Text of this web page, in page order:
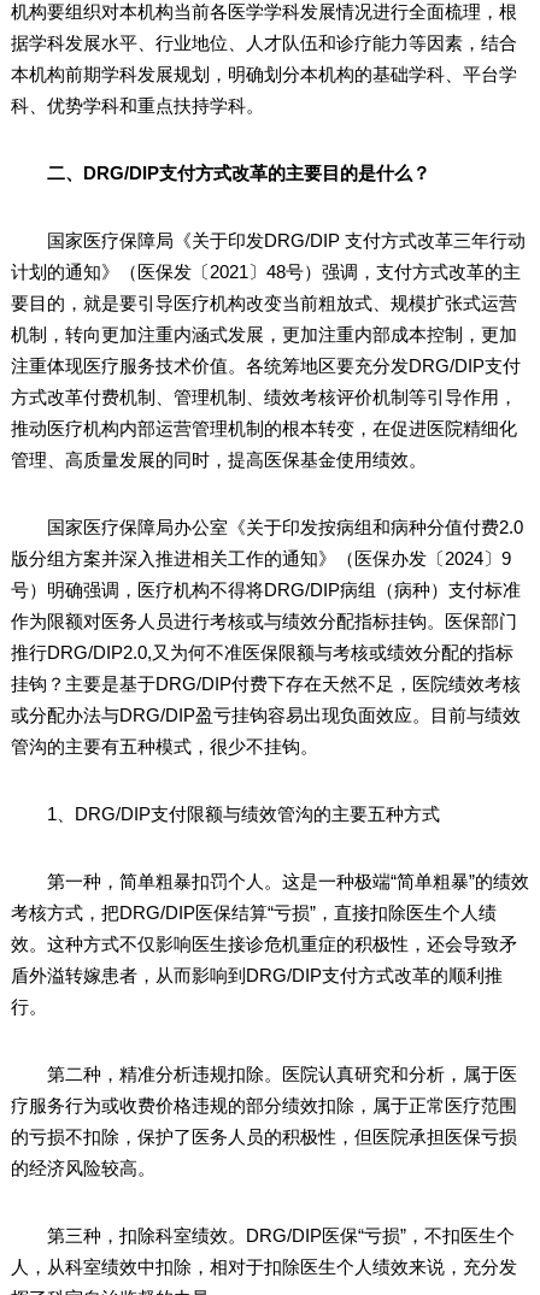
机构要组织对本机构当前各医学学科发展情况进行全面梳理，根
据学科发展水平、行业地位、人才队伍和诊疗能力等因素，结合
本机构前期学科发展规划，明确划分本机构的基础学科、平台学
科、优势学科和重点扶持学科。
二、DRG/DIP支付方式改革的主要目的是什么？
国家医疗保障局《关于印发DRG/DIP 支付方式改革三年行动
计划的通知》（医保发〔2021〕48号）强调，支付方式改革的主
要目的，就是要引导医疗机构改变当前粗放式、规模扩张式运营
机制，转向更加注重内涵式发展，更加注重内部成本控制，更加
注重体现医疗服务技术价值。各统筹地区要充分发DRG/DIP支付
方式改革付费机制、管理机制、绩效考核评价机制等引导作用，
推动医疗机构内部运营管理机制的根本转变，在促进医院精细化
管理、高质量发展的同时，提高医保基金使用绩效。
国家医疗保障局办公室《关于印发按病组和病种分值付费2.0
版分组方案并深入推进相关工作的通知》（医保办发〔2024〕9
号）明确强调，医疗机构不得将DRG/DIP病组（病种）支付标准
作为限额对医务人员进行考核或与绩效分配指标挂钩。医保部门
推行DRG/DIP2.0,又为何不准医保限额与考核或绩效分配的指标
挂钩？主要是基于DRG/DIP付费下存在天然不足，医院绩效考核
或分配办法与DRG/DIP盈亏挂钩容易出现负面效应。目前与绩效
管沟的主要有五种模式，很少不挂钩。
1、DRG/DIP支付限额与绩效管沟的主要五种方式
第一种，简单粗暴扣罚个人。这是一种极端“简单粗暴”的绩效
考核方式，把DRG/DIP医保结算“亏损”，直接扣除医生个人绩
效。这种方式不仅影响医生接诊危机重症的积极性，还会导致矛
盾外溢转嫁患者，从而影响到DRG/DIP支付方式改革的顺利推
行。
第二种，精准分析违规扣除。医院认真研究和分析，属于医
疗服务行为或收费价格违规的部分绩效扣除，属于正常医疗范围
的亏损不扣除，保护了医务人员的积极性，但医院承担医保亏损
的经济风险较高。
第三种，扣除科室绩效。DRG/DIP医保“亏损”，不扣医生个
人，从科室绩效中扣除，相对于扣除医生个人绩效来说，充分发